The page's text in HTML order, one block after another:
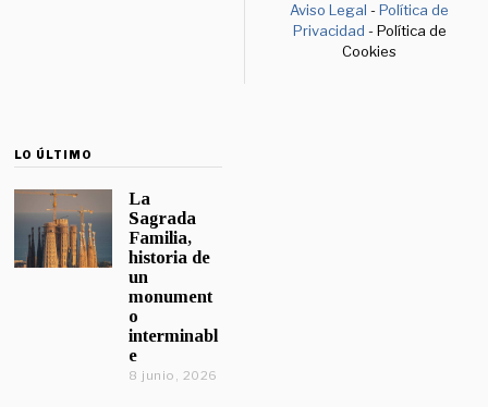
Aviso Legal -Política de
Privacidad - Política de
Cookies
LO ÚLTIMO
La
Sagrada
Familia,
historia de
un
monument
o
interminabl
e
8 junio, 2026